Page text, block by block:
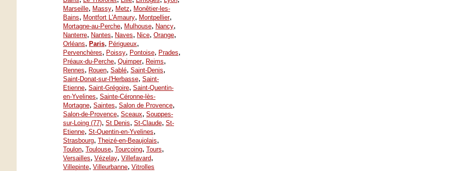
Marseille, Massy, Metz, Monêtier-les-
Bains, Montfort L'Amaury, Montpellier,
Mortagne-au-Perche, Mulhouse, Nancy,
Nanterre, Nantes, Naves, Nice, Orange,
Orléans, Paris, Périgueux,
Pervenchères, Poissy, Pontoise, Prades,
Préaux-du-Perche, Quimper, Reims,
Rennes, Rouen, Sablé, Saint-Denis,
Saint-Donat-sur-l'Herbasse, Saint-
Etienne, Saint-Grégoire, Saint-Quentin-
en-Yvelines, Sainte-Céronne-lès-
Mortagne, Saintes, Salon de Provence,
Salon-de-Provence, Sceaux, Souppes-
sur-Loing (77), St Denis, St-Claude, St-
Etienne, St-Quentin-en-Yvelines,
Strasbourg, Theizé-en-Beaujolais,
Toulon, Toulouse, Tourcoing, Tours,
Versailles, Vézelay, Villefavard,
Villepinte, Villeurbanne, Vitrolles